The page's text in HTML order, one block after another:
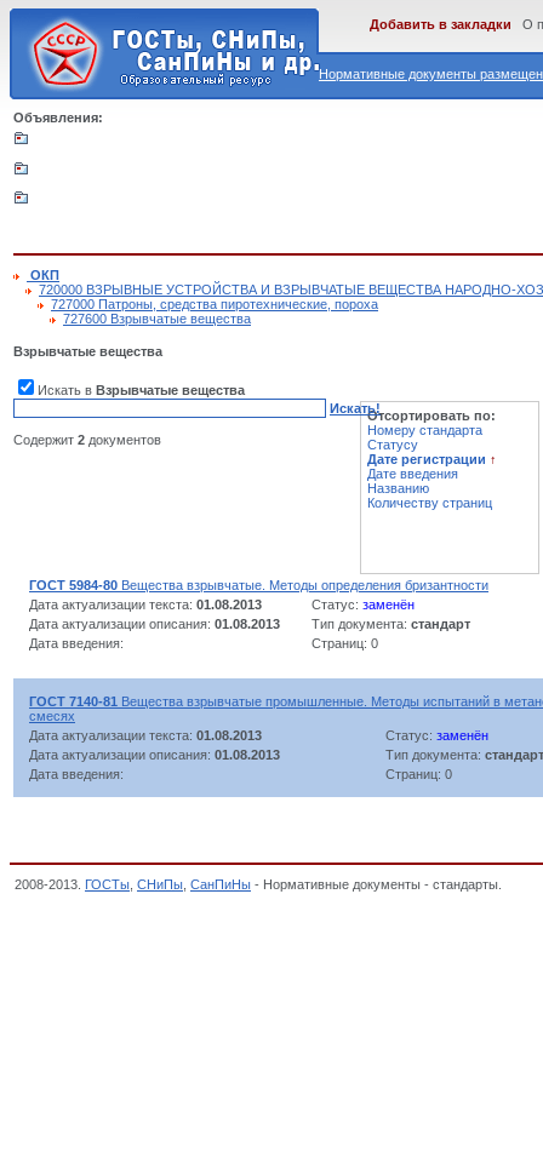
Нормативные документы
Добавить в закладки О
Объявления:
ОКП
720000 ВЗРЫВНЫЕ УСТРОЙСТВА И ВЗРЫВЧАТЫЕ ВЕЩЕСТВА НАРОДНО-
727000 Патроны, средства пиротехнические, пороха
727600 Взрывчатые вещества
Взрывчатые вещества
Искать в Взрывчатые вещества
Искать!
Содержит 2 документов
Отсортировать по:
Номеру стандарта
Статусу
Дате регистрации ↑
Дате введения
Названию
Количеству страниц
ГОСТ 5984-80 Вещества взрывчатые. Методы определения бризантности
Дата актуализации текста: 01.08.2013 Статус: заменён
Дата актуализации описания: 01.08.2013 Тип документа: стандарт
Дата введения:
Страниц: 0
ГОСТ 7140-81 Вещества взрывчатые промышленные. Методы испытаний в
смесях
Дата актуализации текста: 01.08.2013 Статус: заменён
Дата актуализации описания: 01.08.2013 Тип документа: стандарт
Дата введения:
Страниц: 0
2008-2013. ГОСТы СНиПы СанПиНы - Нормативные документы - стандарты.